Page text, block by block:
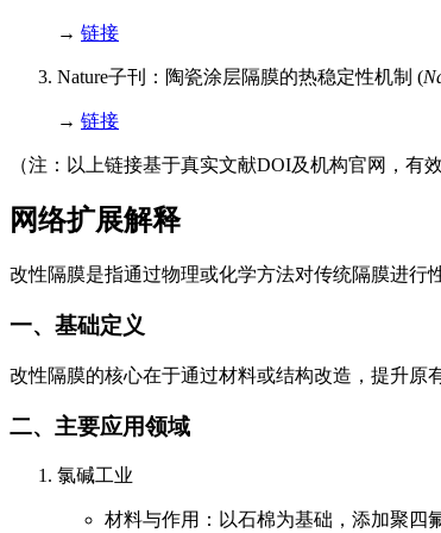
→ 链接
Nature子刊：陶瓷涂层隔膜的热稳定性机制 (
→ 链接
（注：以上链接基于真实文献DOI及机构官网，有
网络扩展解释
改性隔膜是指通过物理或化学方法对传统隔膜进行
一、基础定义
改性隔膜的核心在于通过材料或结构改造，提升原
二、主要应用领域
氯碱工业
材料与作用：以石棉为基础，添加聚四